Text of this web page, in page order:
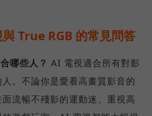
True RGB 的常見問答
哪些人？ AI 電視適合所有對影
。不論你是愛看高畫質影音的
流暢不殘影的運動迷、重視高